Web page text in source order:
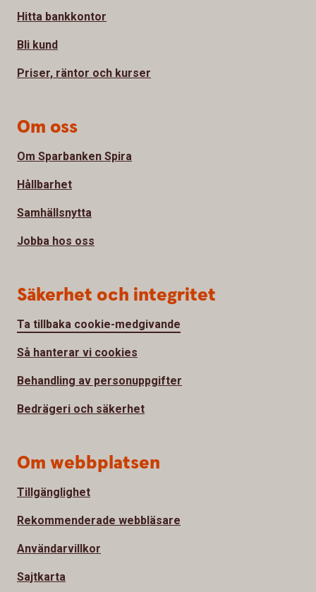
Hitta bankkontor
Bli kund
Priser, räntor och kurser
Om oss
Om Sparbanken Spira
Hållbarhet
Samhällsnytta
Jobba hos oss
Säkerhet och integritet
Ta tillbaka cookie-medgivande
Så hanterar vi cookies
Behandling av personuppgifter
Bedrägeri och säkerhet
Om webbplatsen
Tillgänglighet
Rekommenderade webbläsare
Användarvillkor
Sajtkarta